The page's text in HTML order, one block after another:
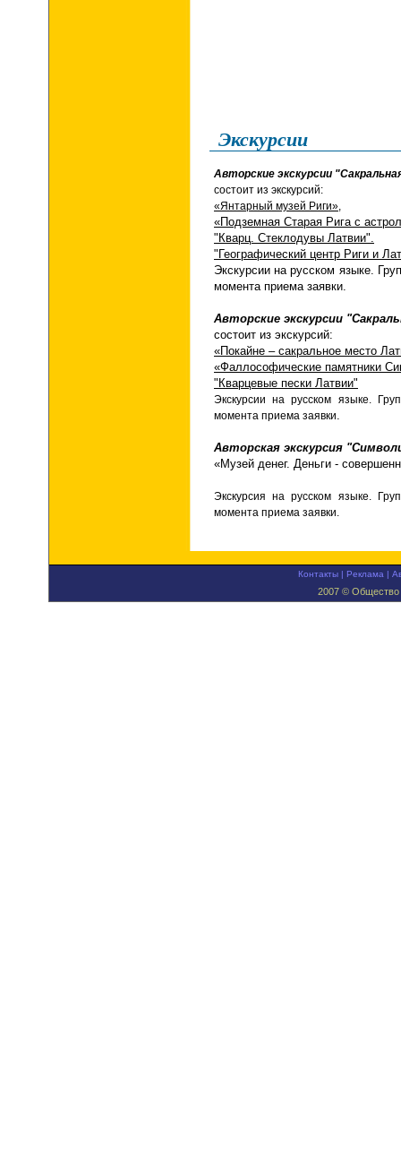
Экскурсии
Авторские экскурсии
состоит из экскурсий:
«Янтарный музей Риги»,
«Подземная Старая Рига с
"Кварц. Стеклодувы Латвии".
"Географический центр Риги и
Экскурсии на русском языке.
момента приема заявки.
Авторские экскурсии
состоит из экскурсий:
«Покайне – сакральное место
«Фаллософические памятники
"Кварцевые пески Латвии"
Экскурсии на русском языке.
момента приема заявки.
Авторская экскурсия
«Музей денег. Деньги -
Экскурсия на русском языке.
момента приема заявки.
Контакты |Реклама |
2007 © Общество